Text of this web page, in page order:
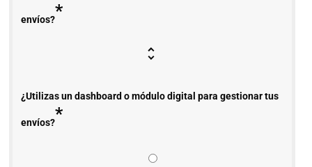
envíos?*
¿Utilizas un dashboard o módulo digital para gestionar tus
envíos?*